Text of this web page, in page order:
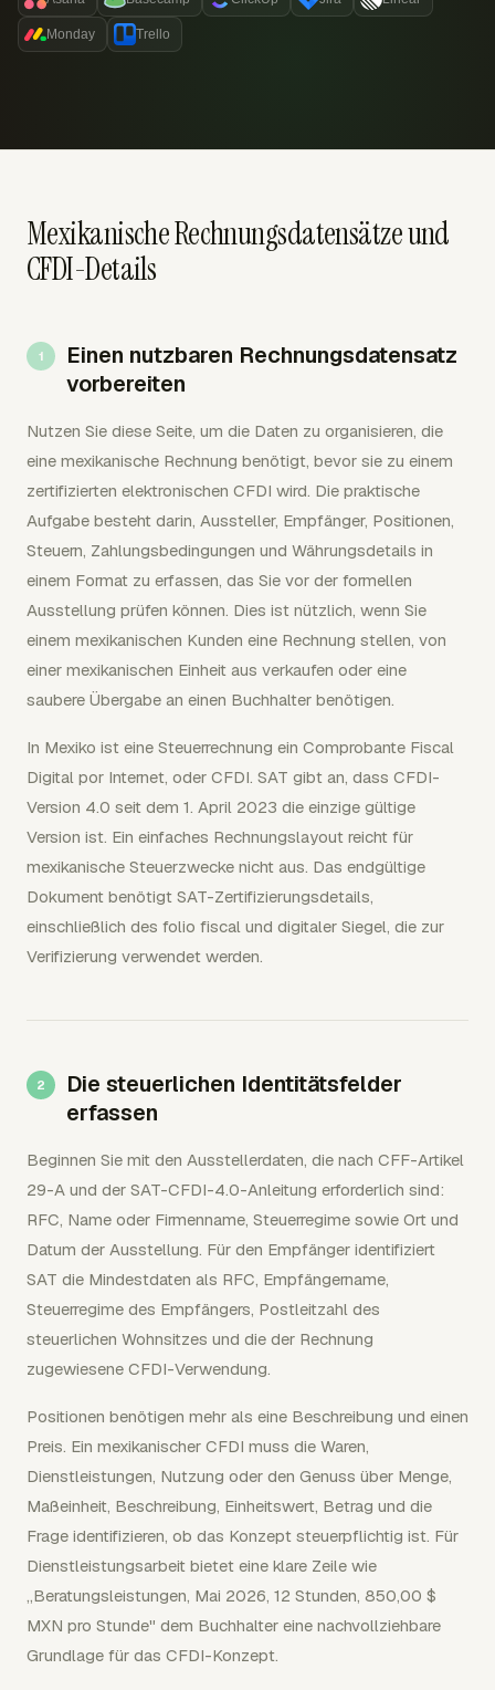
Monday Trello
Mexikanische Rechnungsdatensätze und
CFDI-Details
Einen nutzbaren Rechnungsdatensatz
vorbereiten
Nutzen Sie diese Seite, um die Daten zu organisieren, die
eine mexikanische Rechnung benötigt, bevor sie zu einem
zertifizierten elektronischen CFDI wird. Die praktische
Aufgabe besteht darin, Aussteller, Empfänger, Positionen,
Steuern, Zahlungsbedingungen und Währungsdetails in
einem Format zu erfassen, das Sie vor der formellen
Ausstellung prüfen können. Dies ist nützlich, wenn Sie
einem mexikanischen Kunden eine Rechnung stellen, von
einer mexikanischen Einheit aus verkaufen oder eine
saubere Übergabe an einen Buchhalter benötigen.
In Mexiko ist eine Steuerrechnung ein Comprobante Fiscal
Digital por Internet, oder CFDI. SAT gibt an, dass CFDI-
Version 4.0 seit dem 1. April 2023 die einzige gültige
Version ist. Ein einfaches Rechnungslayout reicht für
mexikanische Steuerzwecke nicht aus. Das endgültige
Dokument benötigt SAT-Zertifizierungsdetails,
einschließlich des folio fiscal und digitaler Siegel, die zur
Verifizierung verwendet werden.
Die steuerlichen Identitätsfelder
erfassen
Beginnen Sie mit den Ausstellerdaten, die nach CFF-Artikel
29-A und der SAT-CFDI-4.0-Anleitung erforderlich sind:
RFC, Name oder Firmenname, Steuerregime sowie Ort und
Datum der Ausstellung. Für den Empfänger identifiziert
SAT die Mindestdaten als RFC, Empfängername,
Steuerregime des Empfängers, Postleitzahl des
steuerlichen Wohnsitzes und die der Rechnung
zugewiesene CFDI-Verwendung.
Positionen benötigen mehr als eine Beschreibung und einen
Preis. Ein mexikanischer CFDI muss die Waren,
Dienstleistungen, Nutzung oder den Genuss über Menge,
Maßeinheit, Beschreibung, Einheitswert, Betrag und die
Frage identifizieren, ob das Konzept steuerpflichtig ist. Für
Dienstleistungsarbeit bietet eine klare Zeile wie
„Beratungsleistungen, Mai 2026, 12 Stunden, 850,00 $
MXN pro Stunde" dem Buchhalter eine nachvollziehbare
Grundlage für das CFDI-Konzept.